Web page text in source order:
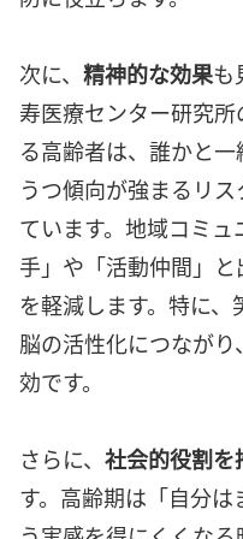
次に、 精神的な効果も
寿医療センター研究
る高齢者は、誰かと
うつ傾向が強まるリ
ています。地域コミ
手」や「活動仲間」
を軽減します。特に
脳の活性化につなが
効です。
さらに、 社会的役割を
す。高齢期は「自分